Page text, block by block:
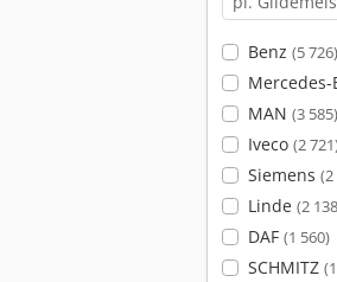
Benz (5 726)
Mercedes-
MAN (3 585)
Iveco (2
Siemens (2
Linde (2
DAF (1 560)
SCHMITZ